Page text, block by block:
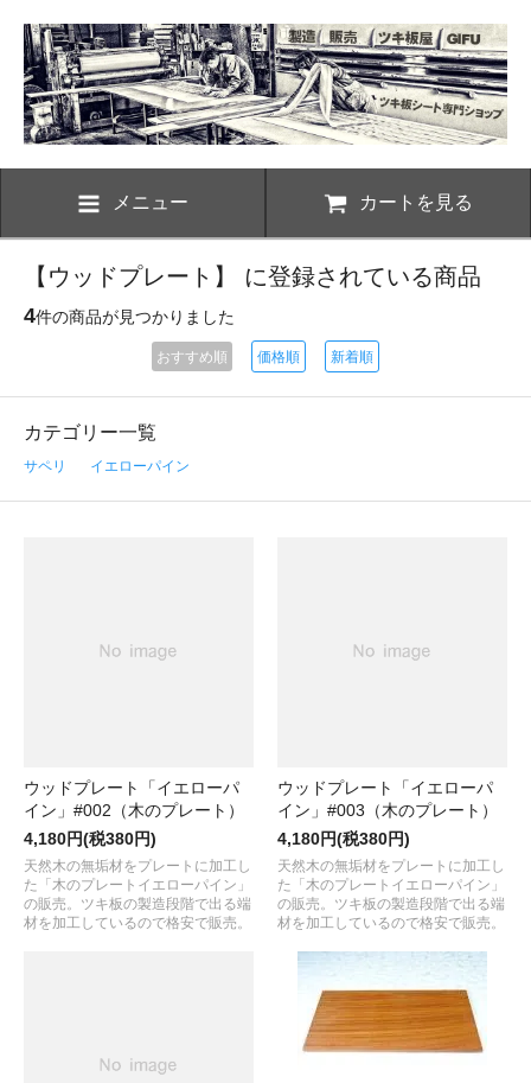
メニュー カートを見る
【ウッドプレート】 に登録されている商品
4件の商品が見つかりました
おすすめ順 価格順 新着順
カテゴリー一覧
サペリ イエローパイン
ウッドプレート「イエローパ
イン」#002（木のプレート）
4,180円(税380円)
天然木の無垢材をプレートに加工し
た「木のプレートイエローパイン」
の販売。ツキ板の製造段階で出る端
材を加工しているので格安で販売。
ウッドプレート「イエローパ
イン」#003（木のプレート）
4,180円(税380円)
天然木の無垢材をプレートに加工し
た「木のプレートイエローパイン」
の販売。ツキ板の製造段階で出る端
材を加工しているので格安で販売。